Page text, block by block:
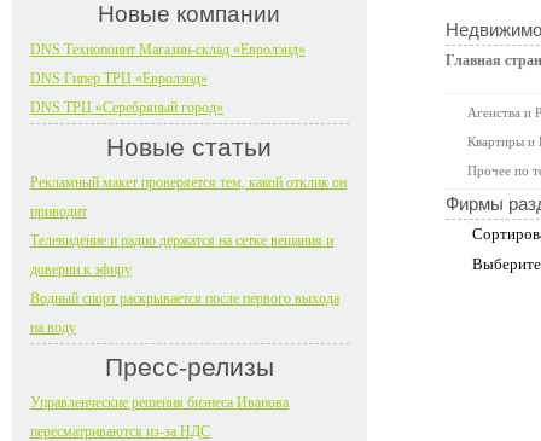
Главная
Агенства и
Квартиры и
Прочее по
Фирмы
Новые компании
DNS Технопоинт Магазин-склад «Евролэнд»
DNS Гипер ТРЦ «Евролэнд»
DNS ТРЦ «Серебряный город»
Новые статьи
Рекламный макет проверяется тем, какой отклик он
приводит
Телевидение и радио держатся на сетке вещания и
доверии к эфиру
Водный спорт раскрывается после первого выхода
на воду
Пресс-релизы
Управленческие решения бизнеса Иванова
пересматриваются из-за НДС